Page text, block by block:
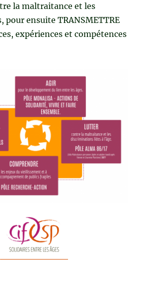
la maltraitance et les
ensuite TRANSMETTRE
expériences et compétences